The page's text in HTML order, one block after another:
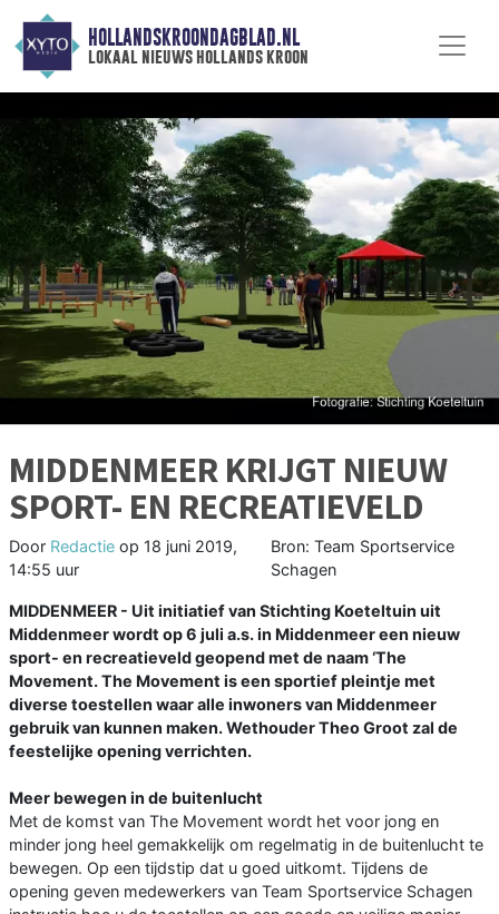
HOLLANDSKROONDAGBLAD.NL
lokaal nieuws hollands kroon
MIDDENMEER KRIJGT NIEUW
SPORT- EN RECREATIEVELD
Door Redactie op 18 juni 2019,
14:55 uur
Bron: Team Sportservice
Schagen
MIDDENMEER - Uit initiatief van Stichting Koeteltuin uit
Middenmeer wordt op 6 juli a.s. in Middenmeer een nieuw
sport- en recreatieveld geopend met de naam ‘The
Movement. The Movement is een sportief pleintje met
diverse toestellen waar alle inwoners van Middenmeer
gebruik van kunnen maken. Wethouder Theo Groot zal de
feestelijke opening verrichten.
Meer bewegen in de buitenlucht
Met de komst van The Movement wordt het voor jong en
minder jong heel gemakkelijk om regelmatig in de buitenlucht te
bewegen. Op een tijdstip dat u goed uitkomt. Tijdens de
opening geven medewerkers van Team Sportservice Schagen